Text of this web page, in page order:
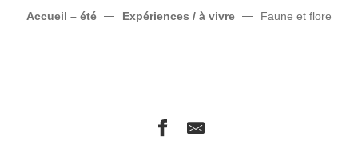
Accueil – été Expériences / à vivre Faune et flore